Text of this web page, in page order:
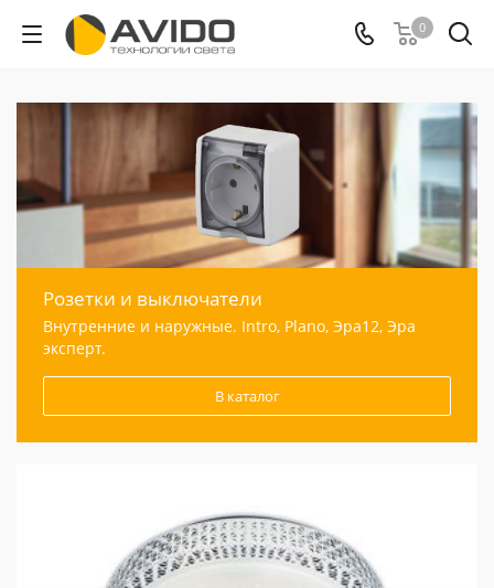
0
Розетки и выключатели
Внутренние и наружные. Intro, Plano, Эра12, Эра
эксперт.
В каталог